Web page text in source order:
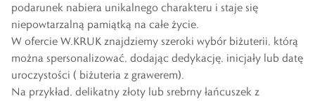
podarunek nabiera unikalnego charakteru i staje się
niepowtarzalną pamiątką na całe życie.
W ofercie W.KRUK znajdziemy szeroki wybór biżuterii, którą
można spersonalizować, dodając dedykację, inicjały lub datę
uroczystości ( biżuteria z grawerem).
Na przykład, delikatny złoty lub srebrny łańcuszek z